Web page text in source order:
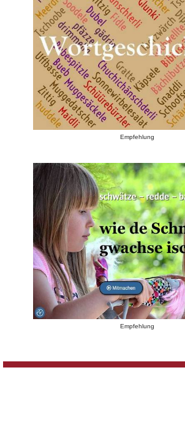
Empfehlung
Empfehlung